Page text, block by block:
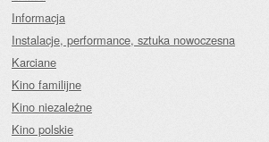
Informacja
Instalacje, performance, sztuka nowoczesna
Karciane
Kino familijne
Kino niezależne
Kino polskie